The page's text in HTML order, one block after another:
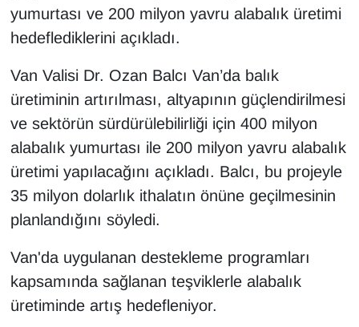
yumurtası ve 200 milyon yavru alabalık üretimi
hedeflediklerini açıkladı.
Van Valisi Dr. Ozan Balcı Van’da balık
üretiminin artırılması, altyapının güçlendirilmesi
ve sektörün sürdürülebilirliği için 400 milyon
alabalık yumurtası ile 200 milyon yavru alabalık
üretimi yapılacağını açıkladı. Balcı, bu projeyle
35 milyon dolarlık ithalatın önüne geçilmesinin
planlandığını söyledi.
Van'da uygulanan destekleme programları
kapsamında sağlanan teşviklerle alabalık
üretiminde artış hedefleniyor.
Kamu Alımları
Kim Kimdir?
Kültür & Sanat
KURDÎ
MAGAZİN
MEDYA
ONE EKONOMİ